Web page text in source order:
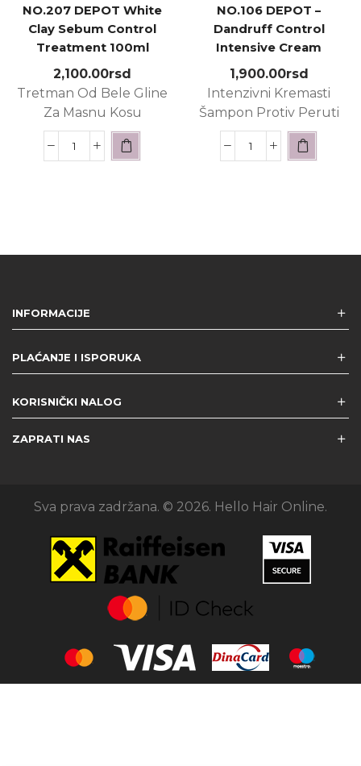
NO.207 DEPOT White
Clay Sebum Control
Treatment 100ml
2,100.00rsd
Tretman Od Bele Gline
Za Masnu Kosu
NO.106 DEPOT –
Dandruff Control
Intensive Cream
Shampoo 125ml
1,900.00rsd
Intenzivni Kremasti
Šampon Protiv Peruti
INFORMACIJE
PLAĆANJE I ISPORUKA
KORISNIČKI NALOG
ZAPRATI NAS
Sva prava zadržana. © 2026. Hello Hair Online.